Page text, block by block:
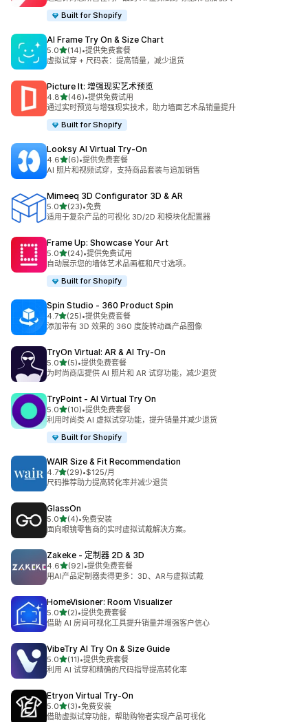
Built for Shopify
AI Frame Try On & Size Chart
5.0星（满分 5 星）
(14)
总共 14 条评论
•提供免费套餐
虚拟试穿 + 尺码表：提高销量，减少退货
Picture It: 增强现实艺术预览
4.8星（满分 5 星）
(46)
总共 46 条评论
•提供免费试用
通过实时预览与增强现实技术，助力墙面艺术品销量提升
Built for Shopify
Looksy AI Virtual Try‑On
4.6星（满分 5 星）
(6)
总共 6 条评论
•提供免费套餐
AI 照片和视频试穿，支持商品套装与追加销售
Mimeeq 3D Configurator 3D & AR
5.0星（满分 5 星）
(23)
总共 23 条评论
•免费
适用于复杂产品的可视化 3D/2D 和模块化配置器
Frame Up: Showcase Your Art
5.0星（满分 5 星）
(24)
总共 24 条评论
•提供免费试用
自动展示您的墙体艺术品画框和尺寸选项。
Built for Shopify
Spin Studio ‑ 360 Product Spin
4.7星（满分 5 星）
(25)
总共 25 条评论
•提供免费套餐
添加带有 3D 效果的 360 度旋转动画产品图像
TryOn Virtual: AR & AI Try‑On
5.0星（满分 5 星）
(5)
总共 5 条评论
•提供免费套餐
为时尚商店提供 AI 照片和 AR 试穿功能，减少退货
TryPoint ‑ AI Virtual Try On
5.0星（满分 5 星）
(10)
总共 10 条评论
•提供免费套餐
利用时尚类 AI 虚拟试穿功能，提升销量并减少退货
Built for Shopify
WAIR Size & Fit Recommendation
4.7星（满分 5 星）
(29)
总共 29 条评论
•$125/月
尺码推荐助力提高转化率并减少退货
GlassOn
5.0星（满分 5 星）
(4)
总共 4 条评论
•免费安装
面向眼镜零售商的实时虚拟试戴解决方案。
Zakeke ‑ 定制器 2D & 3D
4.6星（满分 5 星）
(92)
总共 92 条评论
•提供免费套餐
用AI产品定制器卖得更多：3D、AR与虚拟试戴
HomeVisioner: Room Visualizer
5.0星（满分 5 星）
(2)
总共 2 条评论
•提供免费套餐
借助 AI 房间可视化工具提升销量并增强客户信心
VibeTry AI Try On & Size Guide
5.0星（满分 5 星）
(11)
总共 11 条评论
•提供免费套餐
利用 AI 试穿和精确的尺码指导提高转化率
Etryon Virtual Try‑On
5.0星（满分 5 星）
(3)
总共 3 条评论
•免费安装
借助虚拟试穿功能，帮助购物者实现产品可视化